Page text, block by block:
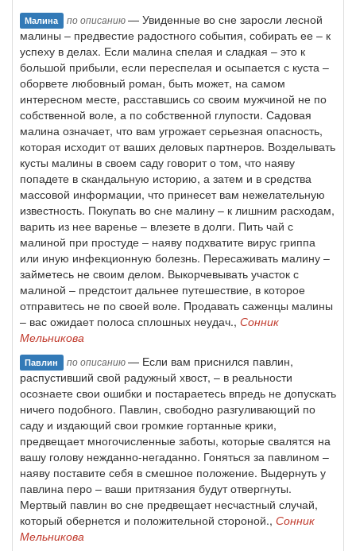
Малина по описанию— Увиденные во сне заросли лесной
малины – предвестие радостного события, собирать ее – к
успеху в делах. Если малина спелая и сладкая – это к
большой прибыли, если переспелая и осыпается с куста –
оборвете любовный роман, быть может, на самом
интересном месте, расставшись со своим мужчиной не по
собственной воле, а по собственной глупости. Садовая
малина означает, что вам угрожает серьезная опасность,
которая исходит от ваших деловых партнеров. Возделывать
кусты малины в своем саду говорит о том, что наяву
попадете в скандальную историю, а затем и в средства
массовой информации, что принесет вам нежелательную
известность. Покупать во сне малину – к лишним расходам,
варить из нее варенье – влезете в долги. Пить чай с
малиной при простуде – наяву подхватите вирус гриппа
или иную инфекционную болезнь. Пересаживать малину –
займетесь не своим делом. Выкорчевывать участок с
малиной – предстоит дальнее путешествие, в которое
отправитесь не по своей воле. Продавать саженцы малины
– вас ожидает полоса сплошных неудач., Сонник
Мельникова
Павлин по описанию— Если вам приснился павлин,
распустивший свой радужный хвост, – в реальности
осознаете свои ошибки и постараетесь впредь не допускать
ничего подобного. Павлин, свободно разгуливающий по
саду и издающий свои громкие гортанные крики,
предвещает многочисленные заботы, которые свалятся на
вашу голову нежданно-негаданно. Гоняться за павлином –
наяву поставите себя в смешное положение. Выдернуть у
павлина перо – ваши притязания будут отвергнуты.
Мертвый павлин во сне предвещает несчастный случай,
который обернется и положительной стороной., Сонник
Мельникова